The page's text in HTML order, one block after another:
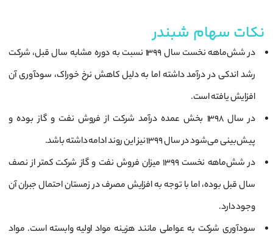
نکات سهام شبندر
در شش‌ماهه نخست سال ۱۳۹۹ نسبت به دوره مشابه سال قبل، شرکت
رشد اندکی در درآمد داشته اما به دلیل کاهش نرخ خوراک، سودآوری آن
افزایش یافته است.
در سال ۱۳۹۸ بخش عمده درآمد شرکت از فروش نفت و گاز بوده و
پیش‌بینی می‌شود در سال ۱۳۹۹ نیز این روند ادامه داشته باشد.
در شش‌ماهه نخست ۱۳۹۹ میزان فروش نفت و گاز شرکت کمتر از نصف
سال قبل بوده، اما با توجه به افزایش مصرف در زمستان احتمال جبران آن
وجود دارد.
سودآوری شرکت به عواملی مانند هزینه مواد اولیه وابسته است. مواد